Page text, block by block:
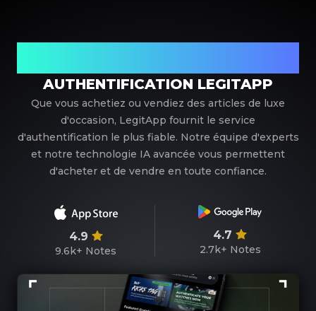
AUTHENTIFICATION LEGITAPP
Que vous achetiez ou vendiez des articles de luxe
d'occasion, LegitApp fournit le service
d'authentification le plus fiable. Notre équipe d'experts
et notre technologie IA avancée vous permettent
d'acheter et de vendre en toute confiance.
4.9
9.6k+ Notes
4.7
2.7k+ Notes